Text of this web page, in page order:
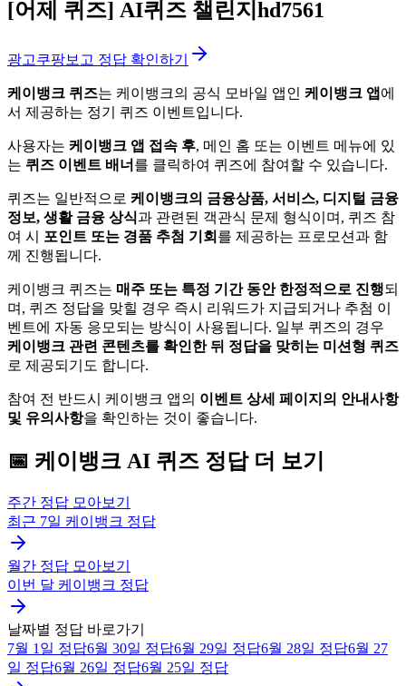
[어제 퀴즈] AI퀴즈 챌린지hd7561
광고쿠팡보고 정답 확인하기
케이뱅크 퀴즈는 케이뱅크의 공식 모바일 앱인 케이뱅크 앱 에
서 제공하는 정기 퀴즈 이벤트입니다.
사용자는 케이뱅크 앱 접속 후, 메인 홈 또는 이벤트 메뉴에 있
는 퀴즈 이벤트 배너 를 클릭하여 퀴즈에 참여할 수 있습니다.
퀴즈는 일반적으로 케이뱅크의 금융상품, 서비스, 디지털 금융
정보, 생활 금융 상식과 관련된 객관식 문제 형식이며, 퀴즈 참
여 시
포인트 또는 경품 추첨 기회 를 제공하는 프로모션과 함
께 진행됩니다.
케이뱅크 퀴즈는 매주 또는 특정 기간 동안 한정적으로 진행되
며, 퀴즈 정답을 맞힐 경우 즉시 리워드가 지급되거나 추첨 이
벤트에 자동 응모되는 방식이 사용됩니다. 일부 퀴즈의 경우
케이뱅크 관련 콘텐츠를 확인한 뒤 정답을 맞히는 미션형 퀴즈
로 제공되기도 합니다.
참여 전 반드시 케이뱅크 앱의 이벤트 상세 페이지의 안내사항
및 유의사항을 확인하는 것이 좋습니다.
📅 케이뱅크 AI 퀴즈 정답 더 보기
주간 정답 모아보기
최근 7일 케이뱅크 정답
월간 정답 모아보기
이번 달 케이뱅크 정답
날짜별 정답 바로가기
7월 1일 정답6월 30일 정답6월 29일 정답6월 28일 정답6월 27
일 정답6월 26일 정답6월 25일 정답